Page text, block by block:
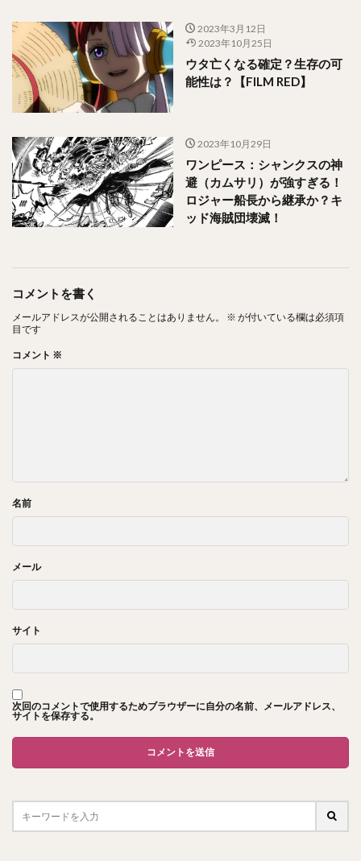
2023年3月12日
2023年10月25日
ウタ亡くなる確定？生存の可
能性は？【FILM RED】
2023年10月29日
ワンピース：シャンクスの神
避（カムサリ）が強すぎる！
ロジャー船長から継承か？キ
ッド海賊団壊滅！
コメントを書く
メールアドレスが公開されることはありません。 ※ が付いている欄は必須項
目です
コメント ※
名前
メール
サイト
次回のコメントで使用するためブラウザーに自分の名前、メールアドレス、
サイトを保存する。